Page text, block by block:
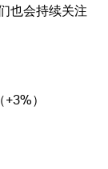
也会持续关注
）